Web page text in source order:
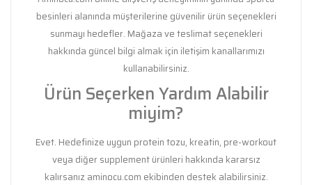
besinleri alanında müşterilerine güvenilir ürün seçenekleri
sunmayı hedefler. Mağaza ve teslimat seçenekleri
hakkında güncel bilgi almak için iletişim kanallarımızı
kullanabilirsiniz.
Ürün Seçerken Yardım Alabilir
miyim?
Evet. Hedefinize uygun protein tozu, kreatin, pre-workout
veya diğer supplement ürünleri hakkında kararsız
kalırsanız aminocu.com ekibinden destek alabilirsiniz.